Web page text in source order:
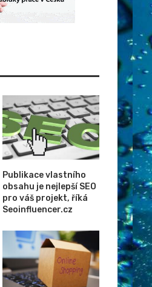
Fotovoltaiky postupně
příčinou pokles cen
Publikace vlastního
obsahu je nejlepší SEO
pro váš projekt, říká
Seoinfluencer.cz